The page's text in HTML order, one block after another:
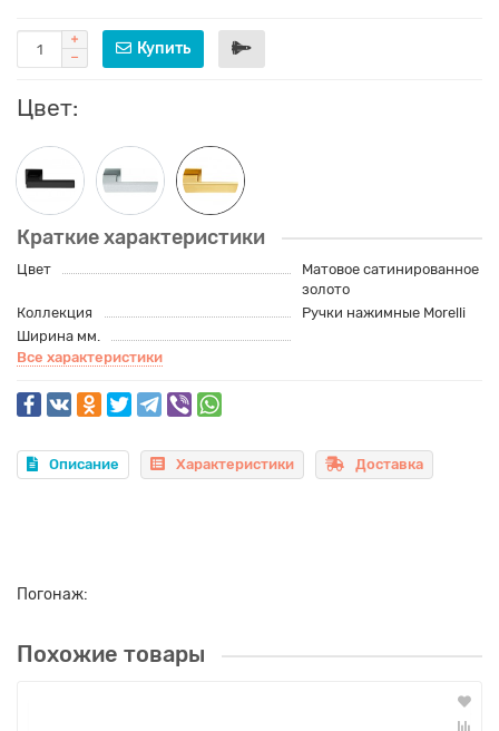
Купить
Цвет:
Краткие характеристики
Цвет
Матовое сатинированное
золото
Коллекция
Ручки нажимные Morelli
Ширина мм.
Все характеристики
Описание Характеристики Доставка
Погонаж:
Похожие товары